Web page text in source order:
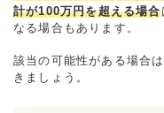
計が100万円を超える場合
なる場合もあります。
該当の可能性がある場合
きましょう。